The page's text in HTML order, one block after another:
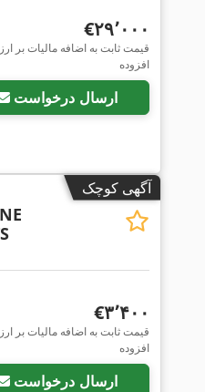
‎€۲۹٬۰۰۰
قیمت ثابت به اضافه مالیات بر
افزوده
ارسال درخواست
آگهی کوچک
‎€۳٬۴۰۰
قیمت ثابت به اضافه مالیات بر
افزوده
ارسال درخواست